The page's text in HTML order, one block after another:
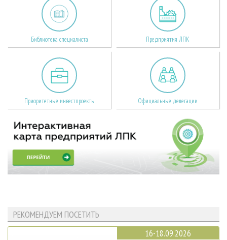
Библиотека специалиста Предприятия ЛПК
Приоритетные инвестпроекты Официальные делегации
РЕКОМЕНДУЕМ ПОСЕТИТЬ
16-18.09.2026